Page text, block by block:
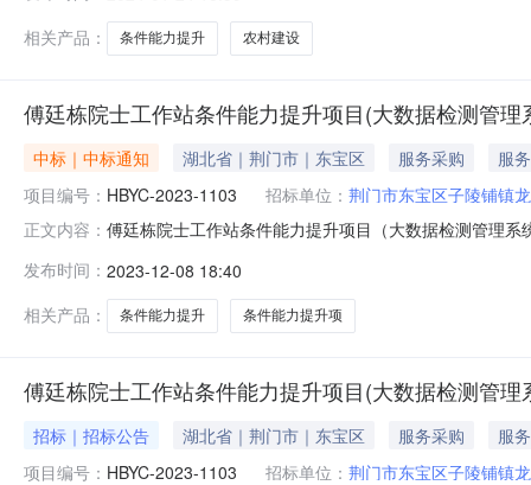
相关产品：
条件能力提升 农村建设
傅廷栋院士工作站条件能力提升项目(大数据检测管
中标｜中标通知 湖北省｜荆门市｜东宝区 服务采购
服务
项目编号： HBYC-2023-1103 招标单位： 荆门市东宝区子陵铺镇
正文内容： 傅廷栋院士工作站条件能力提升项目（大数据检测管理
公告如下：一、项目编号：HBYC-2023-1103二、项目
内容：包括平台软件开发、展厅改造
发布时间： 2023-12-08 18:40
相关产品：
条件能力提升 条件能力提升项
傅廷栋院士工作站条件能力提升项目(大数据检测管
招标｜招标公告 湖北省｜荆门市｜东宝区 服务采购
服务
项目编号： HBYC-2023-1103 招标单位： 荆门市东宝区子陵铺镇